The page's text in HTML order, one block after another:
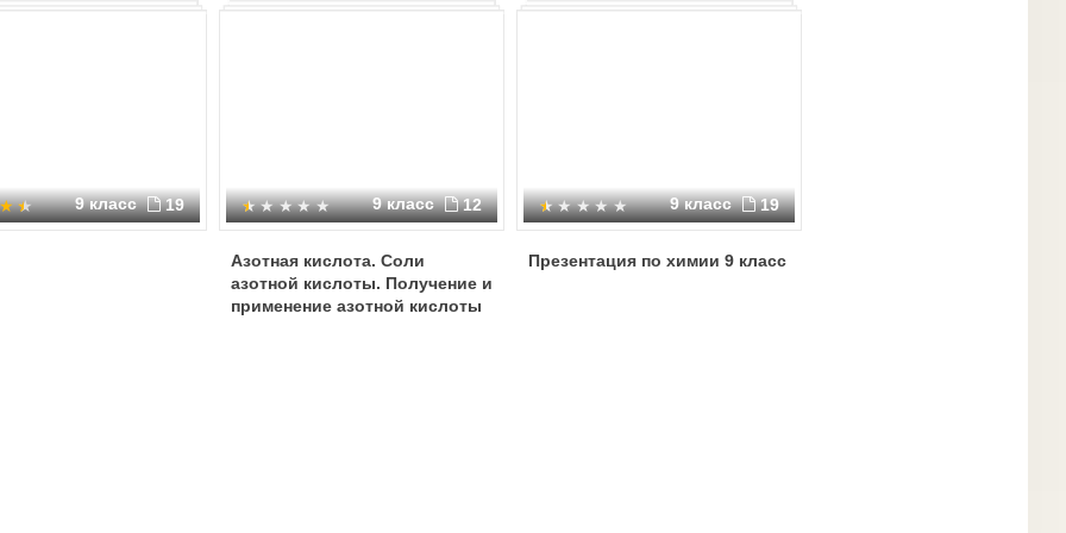
9 класс 19 9 класс 12
Азотная кислота. Соли
азотной кислоты. Получение и
применение азотной кислоты
9 класс 19
Презентация по химии 9 класс